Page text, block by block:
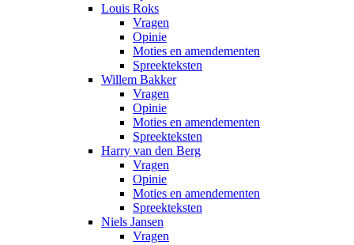
Louis Roks
Vragen
Opinie
Moties en amendementen
Spreekteksten
Willem Bakker
Vragen
Opinie
Moties en amendementen
Spreekteksten
Harry van den Berg
Vragen
Opinie
Moties en amendementen
Spreekteksten
Niels Jansen
Vragen